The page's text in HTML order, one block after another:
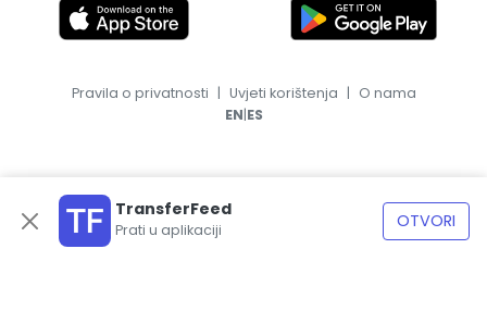
TransferFeed
Prati u aplikaciji OTVORI
Pravila o privatnosti | Uvjeti korištenja | O nama
EN|ES